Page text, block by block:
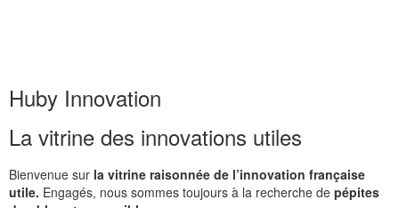
Huby Innovation
La vitrine des innovations utiles
Bienvenue sur la vitrine raisonnée de l’innovation française
utile. Engagés, nous sommes toujours à la recherche de pépites